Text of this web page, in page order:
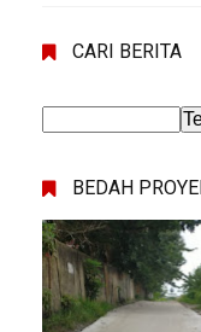
CARI BERITA
BEDAH